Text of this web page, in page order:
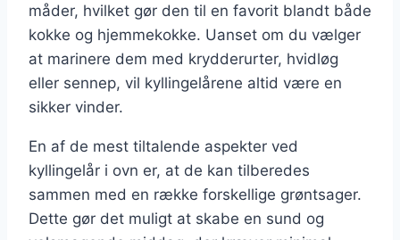
måder, hvilket gør den til en favorit blandt både
kokke og hjemmekokke. Uanset om du vælger
at marinere dem med krydderurter, hvidløg
eller sennep, vil kyllingelårene altid være en
sikker vinder.
En af de mest tiltalende aspekter ved
kyllingelår i ovn er, at de kan tilberedes
sammen med en række forskellige grøntsager.
Dette gør det muligt at skabe en sund og